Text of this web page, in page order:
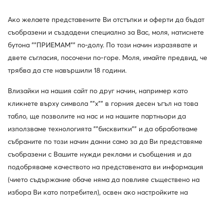
Един клуб, предимства на много места.
Промоции само за членовете на клуба, удължен
срок за връщане и много повече. Отключете
възстановяване на средства при всяка покупка!
Използвайте MODIVOclub Научете повече
Отстъпки само
за членовете на клуба
30 дни за връщане за членовете на клуба
14 дни за останалите
Ако желаете представените Ви отстъпки и оферти да бъдат
съобразени и създадени специално за Вас, моля, натиснете
бутона ""ПРИЕМАМ"" по-долу. По този начин изразявате и
двете съгласия, посочени по-горе. Моля, имайте предвид, че
трябва да сте навършили 18 години.
Влизайки на нашия сайт по друг начин, например като
кликнете върху символа ""x"" в горния десен ъгъл на това
табло, ще позволите на нас и на нашите партньори да
използваме технологията ""бисквитки"" и да обработваме
събраните по този начин данни само за да Ви представяме
съобразени с Вашите нужди реклами и съобщения и да
подобряваме качеството на представената ви информация
(чието съдържание обаче няма да повлияе съществено на
избора Ви като потребител), освен ако настройките на